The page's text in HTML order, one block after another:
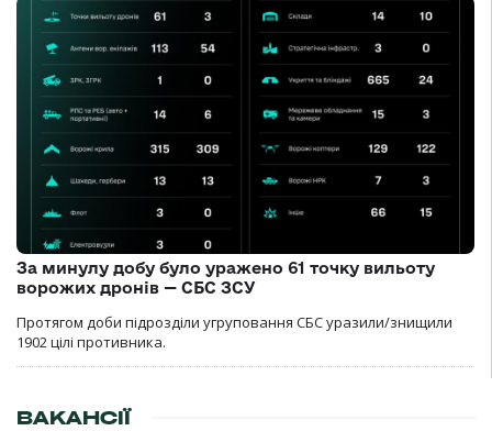
За минулу добу було уражено 61 точку вильоту
ворожих дронів — СБС ЗСУ
Протягом доби підрозділи угруповання СБС уразили/знищили
1902 цілі противника.
ВАКАНСІЇ